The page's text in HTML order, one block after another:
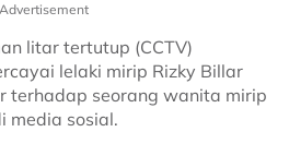
Advertisement
litar tertutup (CCTV)
lelaki mirip Rizky Billar
terhadap seorang wanita mirip
media sosial.